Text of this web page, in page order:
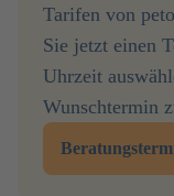
Tarifen von
Sie jetzt einen
Uhrzeit
Wunschtermin